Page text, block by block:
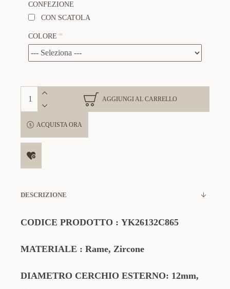
CONFEZIONE
CON SCATOLA
COLORE
AGGIUNGI AL CARRELLO
ACQUISTA ORA
DESCRIZIONE
CODICE PRODOTTO : YK26132C865
MATERIALE : Rame, Zircone
DIAMETRO CERCHIO ESTERNO: 12mm,